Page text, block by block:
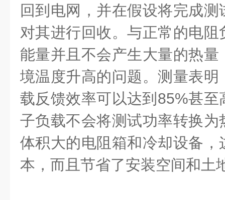
回到电网，并在假设将完成
对其进行回收。与正常的电
能量并且不会产生大量的热
境温度升高的问题。测量表
载反馈效率可以达到85%甚
子负载不会将测试功率转换
体积大的电阻箱和冷却设备
本，而且节省了安装空间和土